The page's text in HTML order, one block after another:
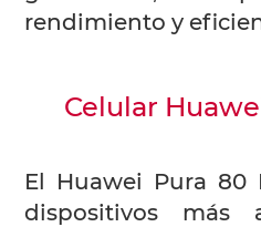
rendimiento y
Celular
El Huawei Pura
dispositivos más